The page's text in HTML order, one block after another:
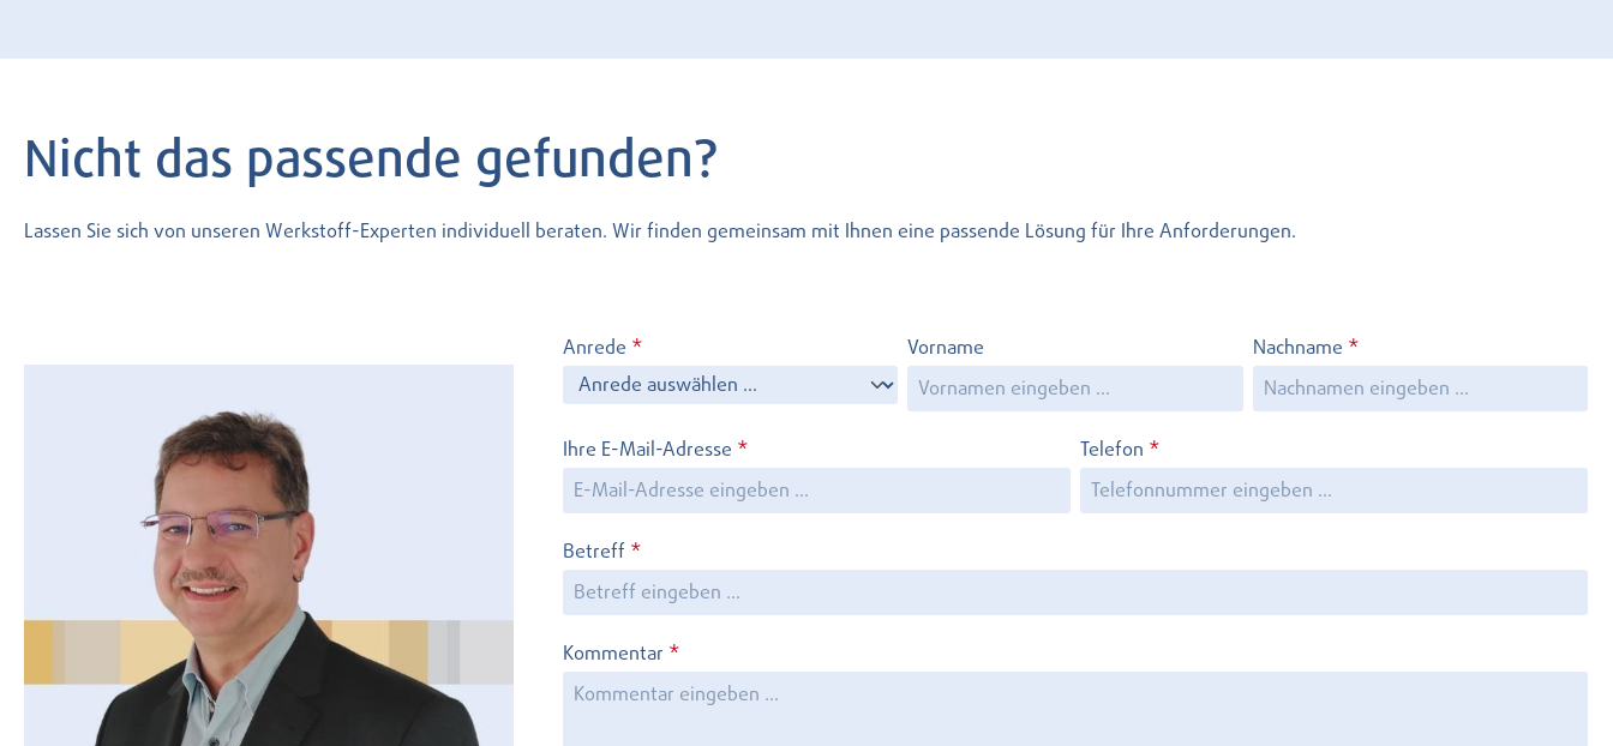
Nicht das passende gefunden?
Lassen Sie sich von unseren Werkstoff-Experten individuell beraten. Wir finden gemeinsam mit Ihnen eine passende Lösung für Ihre Anforderungen.
Anrede * Vorname Nachname *
Ihre E-Mail-Adresse * Telefon *
Betreff *
Kommentar *